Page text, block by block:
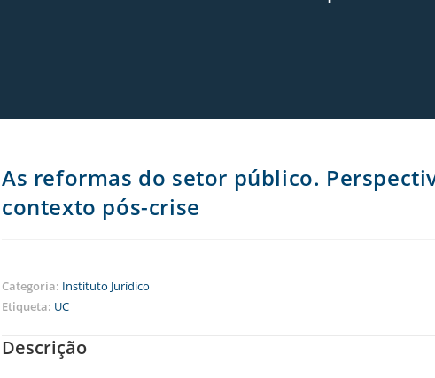
As reformas do setor público.
contexto pós-crise
Categoria: Instituto Jurídico
Etiqueta: UC
Descrição